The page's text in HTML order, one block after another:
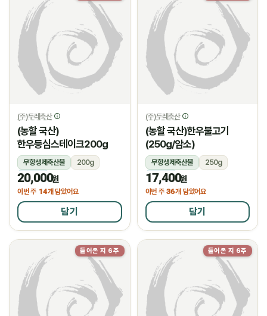
(주)두레축산
(농할 국산)
한우등심스테이크200g
무항생제축산물
200g
냉장
20,000원
이번 주 14개 담았어요
담기
(주)두레축산
(농할 국산)한우불고기
(250g/암소)
무항생제축산물
250g
냉장
17,400원
이번 주 36개 담았어요
담기
들어온 지 6주 들어온 지 6주